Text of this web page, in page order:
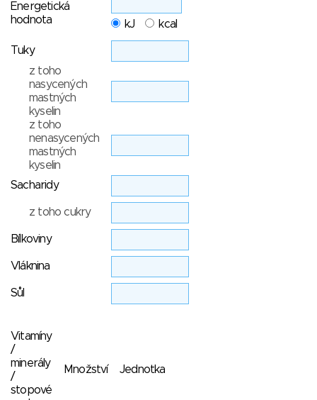
Energetická
hodnota
kJ kcal
Tuky
z toho
nasycených
mastných
kyselin
z toho
nenasycených
mastných
kyselin
Sacharidy
z toho cukry
Bílkoviny
Vláknina
Sůl
Vitamíny
/
minerály
/
stopové
Množství Jednotka